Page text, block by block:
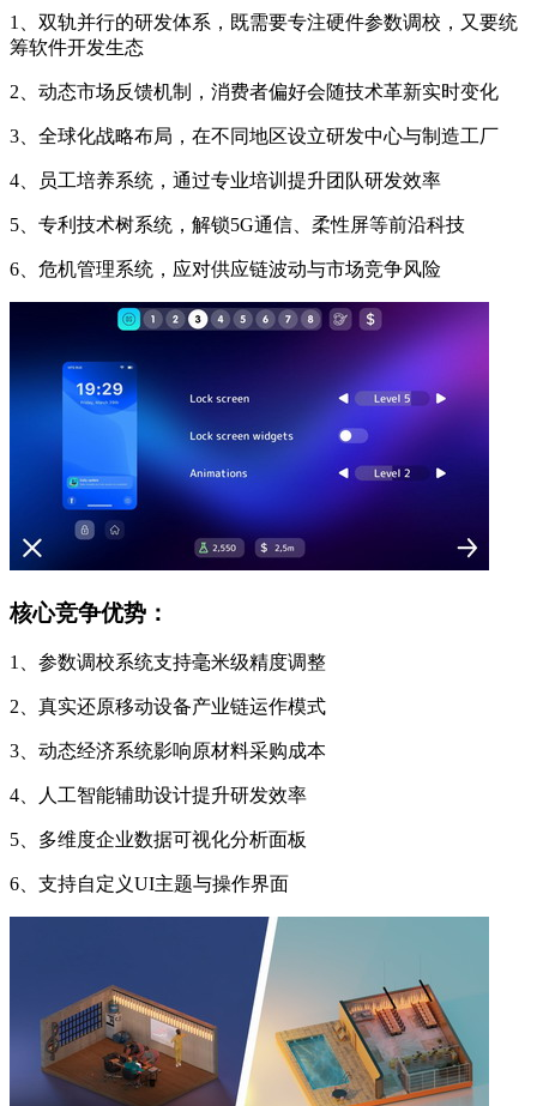
1、双轨并行的研发体系，既需要专注硬件参数调校，又要统
筹软件开发生态
2、动态市场反馈机制，消费者偏好会随技术革新实时变化
3、全球化战略布局，在不同地区设立研发中心与制造工厂
4、员工培养系统，通过专业培训提升团队研发效率
5、专利技术树系统，解锁5G通信、柔性屏等前沿科技
6、危机管理系统，应对供应链波动与市场竞争风险
核心竞争优势：
1、参数调校系统支持毫米级精度调整
2、真实还原移动设备产业链运作模式
3、动态经济系统影响原材料采购成本
4、人工智能辅助设计提升研发效率
5、多维度企业数据可视化分析面板
6、支持自定义UI主题与操作界面